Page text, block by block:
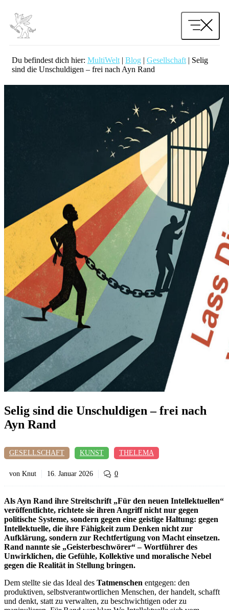
Inhalt
springen
Du befindest dich hier: MultiWelt | Blog | Gesellschaft | Selig
sind die Unschuldigen – frei nach Ayn Rand
Selig sind die Unschuldigen – frei nach
Ayn Rand
GESELLSCHAFT KUNST THELEMA
von Knut 16. Januar 2026 0
Als Ayn Rand ihre Streitschrift „Für den neuen Intellektuellen“
veröffentlichte, richtete sie ihren Angriff nicht nur gegen
politische Systeme, sondern gegen eine geistige Haltung: gegen
Intellektuelle, die ihre Fähigkeit zum Denken nicht zur
Aufklärung, sondern zur Rechtfertigung von Macht einsetzen.
Rand nannte sie „Geisterbeschwörer“ – Wortführer des
Unwirklichen, die Gefühle, Kollektive und moralische Nebel
gegen die Realität in Stellung bringen.
Dem stellte sie das Ideal des Tatmenschen entgegen: den
produktiven, selbstverantwortlichen Menschen, der handelt, schafft
und denkt, statt zu verwalten, zu beschwichtigen oder zu